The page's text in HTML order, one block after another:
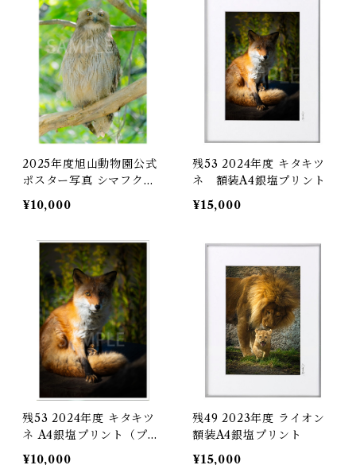
2025年度旭山動物園公式
ポスター写真 シマフクロ
ウ A4銀塩プリント（プリ
ントのみ）限定30
¥10,000
残53 2024年度 キタキツ
ネ 額装A4銀塩プリント
¥15,000
残53 2024年度 キタキツ
ネ A4銀塩プリント（プリ
ントのみ）
¥10,000
残49 2023年度 ライオン
額装A4銀塩プリント
¥15,000